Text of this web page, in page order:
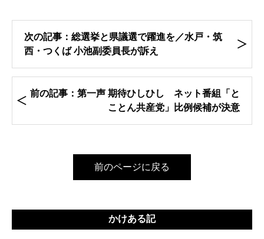
次の記事：総選挙と県議選で躍進を／水戸・筑
西・つくば 小池副委員長が訴え
前の記事：第一声 期待ひしひし ネット番組「と
ことん共産党」比例候補が決意
前のページに戻る
かけある記